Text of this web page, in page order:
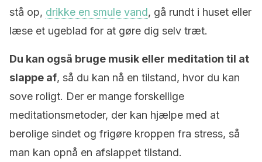
stå op, drikke en smule vand, gå rundt i huset eller
læse et ugeblad for at gøre dig selv træt.
Du kan også bruge musik eller meditation til at
slappe af, så du kan nå en tilstand, hvor du kan
sove roligt. Der er mange forskellige
meditationsmetoder, der kan hjælpe med at
berolige sindet og frigøre kroppen fra stress, så
man kan opnå en afslappet tilstand.